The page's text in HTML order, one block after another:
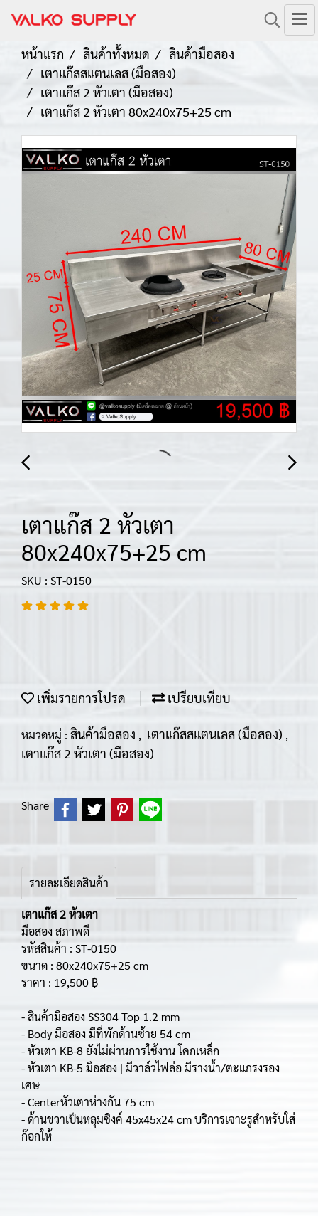
หน้าแรก สินค้าทั้งหมด
สินค้ามือสอง
เตาแก๊สสแตนเลส (มือสอง)
เตาแก๊ส 2 หัวเตา (มือสอง)
เตาแก๊ส 2 หัวเตา 80x240x75+25 cm
เตาแก๊ส 2 หัวเตา
80x240x75+25 cm
SKU : ST-0150
เพิ่มรายการโปรด เปรียบเทียบ
หมวดหมู่ : สินค้ามือสอง , เตาแก๊สสแตนเลส (มือสอง) ,
เตาแก๊ส 2 หัวเตา (มือสอง)
Share
รายละเอียดสินค้า
เตาแก๊ส 2 หัวเตา
มือสอง สภาพดี
รหัสสินค้า : ST-0150
ขนาด : 80x240x75+25 cm
ราคา : 19,500 ฿
- สินค้ามือสอง SS304 Top 1.2 mm
- Body มือสอง มีที่พักด้านซ้าย 54 cm
- หัวเตา KB-8 ยังไม่ผ่านการใช้งาน โคกเหล็ก
- หัวเตา KB-5 มือสอง | มีวาล์วไฟล่อ มีรางน้ำ/ตะแกรงรอง
เศษ
- Centerหัวเตาห่างกัน 75 cm
- ด้านขวาเป็นหลุมซิงค์ 45x45x24 cm บริการเจาะรูสำหรับใส่
ก๊อกให้